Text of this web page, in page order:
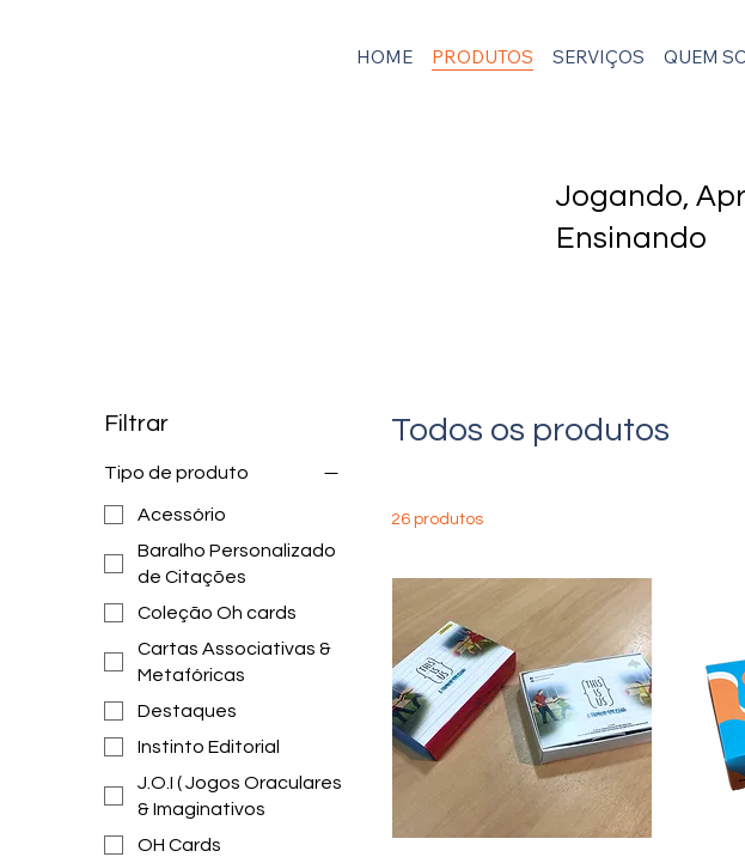
HOME PRODUTOS SERVIÇOS QUEM
Jogando,
Ensinando
Filtrar
Tipo de produto
Acessório
Baralho Personalizado
de Citações
Coleção Oh cards
Cartas Associativas &
Metafóricas
Destaques
Instinto Editorial
J.O.I ( Jogos Oraculares
& Imaginativos
OH Cards
Todos os produtos
26 produtos